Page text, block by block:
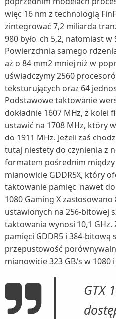
więc 16 nm z technologią
zintegrować 7,2 miliarda
980 było ich 5,2, natomiast w
Powierzchnia samego
aż o 84 mm2 mniej niż w
uświadczymy 2560
teksturujących oraz 64
Podstawowe taktowanie
dokładnie 1607 MHz, z kolei
ustawić na 1708 MHz, który
do 1911 MHz. Jeżeli zaś
tutaj niestety do czynienia z
formatem pośrednim między
mianowicie GDDR5X, który
taktowanie pamięci nawet do
1080 Gaming X zastosowano
ustawionych na 256-bitowej
taktowania wynosi 10,1 GHz.
pamięci GDDR5 i 384-bitową
przepustowość
mianowicie 323 GB/s w 1080
GTX